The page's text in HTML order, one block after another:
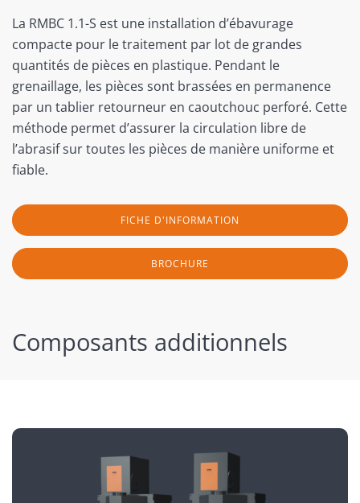
La RMBC 1.1-S est une installation d’ébavurage
compacte pour le traitement par lot de grandes
quantités de pièces en plastique. Pendant le
grenaillage, les pièces sont brassées en permanence
par un tablier retourneur en caoutchouc perforé. Cette
méthode permet d’assurer la circulation libre de
l’abrasif sur toutes les pièces de manière uniforme et
fiable.
FICHE D'INFORMATION
BROCHURE
Composants additionnels